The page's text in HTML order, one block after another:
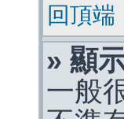
回頂端
» 顯
一般